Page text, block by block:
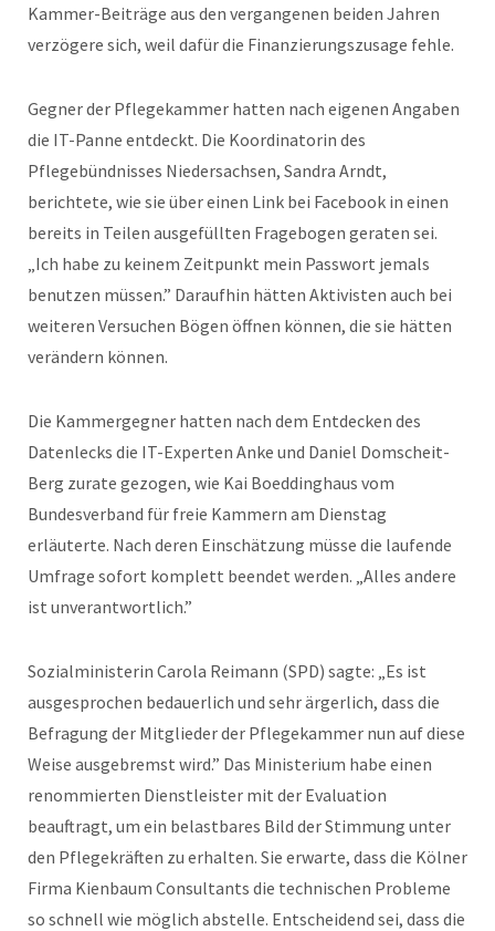
Kammer-Beiträge aus den vergangenen beiden Jahren
verzögere sich, weil dafür die Finanzierungszusage fehle.
Gegner der Pflegekammer hatten nach eigenen Angaben
die IT-Panne entdeckt. Die Koordinatorin des
Pflegebündnisses Niedersachsen, Sandra Arndt,
berichtete, wie sie über einen Link bei Facebook in einen
bereits in Teilen ausgefüllten Fragebogen geraten sei.
„Ich habe zu keinem Zeitpunkt mein Passwort jemals
benutzen müssen.” Daraufhin hätten Aktivisten auch bei
weiteren Versuchen Bögen öffnen können, die sie hätten
verändern können.
Die Kammergegner hatten nach dem Entdecken des
Datenlecks die IT-Experten Anke und Daniel Domscheit-
Berg zurate gezogen, wie Kai Boeddinghaus vom
Bundesverband für freie Kammern am Dienstag
erläuterte. Nach deren Einschätzung müsse die laufende
Umfrage sofort komplett beendet werden. „Alles andere
ist unverantwortlich.”
Sozialministerin Carola Reimann (SPD) sagte: „Es ist
ausgesprochen bedauerlich und sehr ärgerlich, dass die
Befragung der Mitglieder der Pflegekammer nun auf diese
Weise ausgebremst wird.” Das Ministerium habe einen
renommierten Dienstleister mit der Evaluation
beauftragt, um ein belastbares Bild der Stimmung unter
den Pflegekräften zu erhalten. Sie erwarte, dass die Kölner
Firma Kienbaum Consultants die technischen Probleme
so schnell wie möglich abstelle. Entscheidend sei, dass die